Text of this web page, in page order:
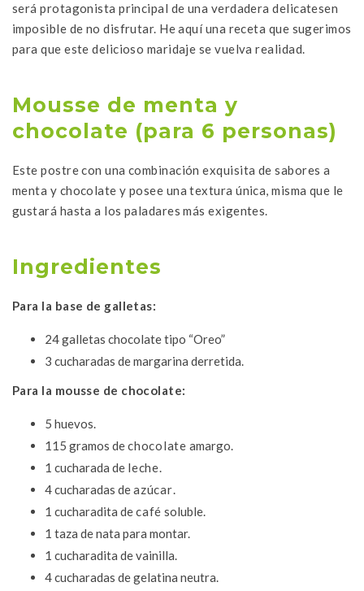
será protagonista principal de una verdadera delicatesen
imposible de no disfrutar. He aquí una receta que sugerimos
para que este delicioso maridaje se vuelva realidad.
Mousse de menta y
chocolate (para 6 personas)
Este postre con una combinación exquisita de sabores a
menta y chocolate y posee una textura única, misma que le
gustará hasta a los paladares más exigentes.
Ingredientes
Para la base de galletas:
24 galletas chocolate tipo “Oreo”
3 cucharadas de margarina derretida.
Para la mousse de chocolate:
5 huevos.
115 gramos dechocolate amargo.
1 cucharada de leche.
4 cucharadas deazúcar.
1 cucharadita decafé soluble.
1 taza de nata para montar.
1 cucharadita de vainilla.
4 cucharadas de gelatina neutra.